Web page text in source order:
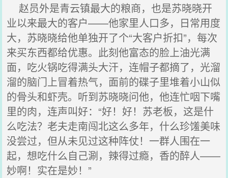
赵员外是青云镇最大的粮商，也是苏晓晓开
业以来最大的客户——他家里人口多，日常用度
大，苏晓晓给他单独开了个“大客户折扣”，每次
来买东西都给优惠。此刻他富态的脸上油光满
面，吃火锅吃得满头大汗，连帽子都摘了，光溜
溜的脑门上冒着热气，面前的碟子里堆着小山似
的骨头和虾壳。听到苏晓晓问他，他连忙咽下嘴
里的肉，连声叫好：“好！好！苏老板，这是什
么吃法？老夫走南闯北这么多年，什么珍馐美味
没尝过，但从未见过这种阵仗！一群人围在一
起，想吃什么自己涮，辣得过瘾，香的醉人——
妙啊！实在是妙！”